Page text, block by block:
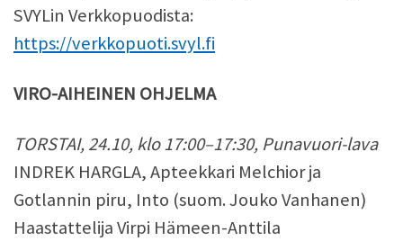
SVYLin Verkkopuodista:
https://verkkopuoti.svyl.fi
VIRO-AIHEINEN OHJELMA
TORSTAI, 24.10, klo 17:00–17:30, Punavuori-lava
INDREK HARGLA, Apteekkari Melchior ja
Gotlannin piru, Into (suom. Jouko Vanhanen)
Haastattelija Virpi Hämeen-Anttila